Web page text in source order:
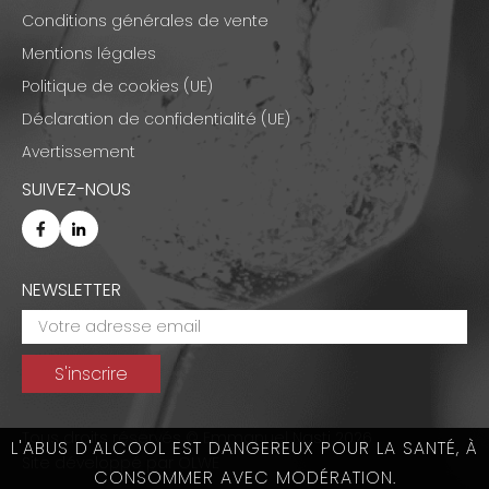
L'ABUS D'ALCOOL EST DANGEREUX POUR LA SANTÉ, À
CONSOMMER AVEC MODÉRATION.
Conditions générales de vente
Mentions légales
Politique de cookies (UE)
Déclaration de confidentialité (UE)
Avertissement
SUIVEZ-NOUS
NEWSLETTER
Tous droits réservés © Emmanuel Nasti 2026